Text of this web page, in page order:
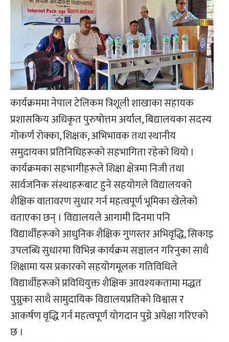
कार्यक्रममा नेपाल टेलिकम त्रिशूली शाखाका सहायक
प्रशासकिय अधिकृत पुरुषोत्तम अर्याल, बिद्यालयका सदस्य
गोकर्ण रोक्का, शिक्षक, अभिभावक तथा स्थानीय
समुदायका प्रतिनिधिहरूको सहभागिता रहेको थियो ।
कार्यक्रमका सहभागीहरूले शिक्षा क्षेत्रमा निजी तथा
सार्वजनिक संस्थाहरूबाट हुने सहयोगले विद्यालयको
शैक्षिक वातावरण सुधार गर्न महत्वपूर्ण भूमिका खेलेको
वताएका छन् । विद्यालयले आगामी दिनमा पनि
विद्यार्थीहरूको आधुनिक शैक्षिक गुणस्तर अभिवृद्धि, सिकाइ
उपलब्धि सुधारमा विभिन्न कार्यक्रम सञ्चालन गरिनुका साथै
शिक्षामा यस प्रकारको सहयोगमूलक गतिविधिले
विद्यार्थीहरूको प्रविधियुक्त शैक्षिक आवश्यकतामा मद्धत
पुग्नुका साथै सामुदायिक विद्यालयप्रतिको विश्वास र
आकर्षण वृद्धि गर्न महत्वपूर्ण योगदान पुग्ने अपेक्षा गरिएको
छ ।